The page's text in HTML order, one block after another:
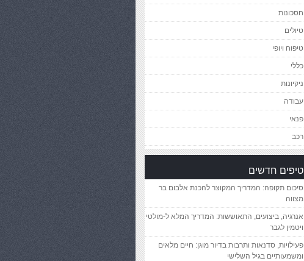
חסכונות
טיולים
טיפוח ויופי
כללי
ניקיונות
עבודה
פנאי
רכב
טיפים חדשים
סיכום תקופה: המדריך המקוצר להכנת אלבום בר
מצווה
אנרגיה, ביצועים, התאוששות: המדריך המלא ל-מולטי
ויטמין לגבר
פעילויות, סדנאות ותרבות בדיור מוגן: חיים מלאים
ומשמעותיים בגיל השלישי